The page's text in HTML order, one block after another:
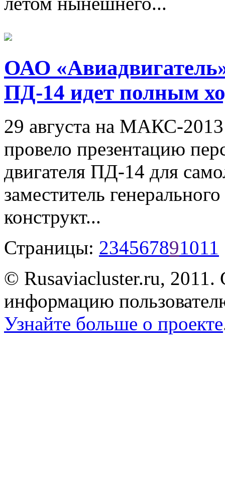
ОАО
ПД-14 идет полным
29 августа на МАКС-
провело презентацию
двигателя ПД-14 для
заместитель
конструкт...
Страницы: 234567891011
© Rusaviacluster.ru, 2011.
информацию
Узнайте больше о проекте